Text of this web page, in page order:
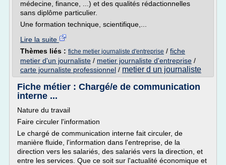
médecine, finance, ...) et des qualités rédactionnelles
sans diplôme particulier.
Une formation technique, scientifique,...
Lire la suite
Thèmes liés : fiche metier journaliste d'entreprise / fiche
metier d'un journaliste / metier journaliste d'entreprise /
carte journaliste professionnel / metier d un journaliste
Fiche métier : Chargé/e de communication
interne ...
Nature du travail
Faire circuler l'information
Le chargé de communication interne fait circuler, de
manière fluide, l'information dans l'entreprise, de la
direction vers les salariés, des salariés vers la direction, et
entre les services. Que ce soit sur l'actualité économique et